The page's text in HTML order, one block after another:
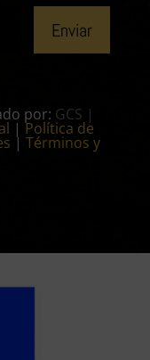
Enviar
por: GCS |
|Política de
| Términos y